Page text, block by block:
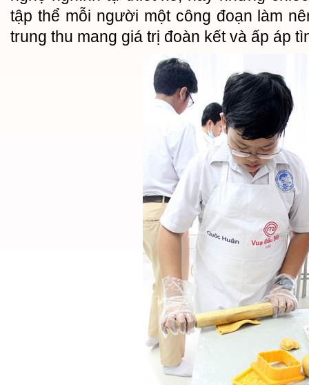
tập thể mỗi người một công đoạn làm
trung thu mang giá trị đoàn kết và ấp áp